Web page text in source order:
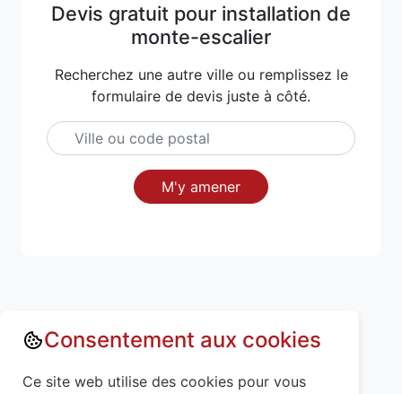
Devis gratuit pour installation de
monte-escalier
Recherchez une autre ville ou remplissez le
formulaire de devis juste à côté.
M'y amener
Annuaire : Monte escalier
Aisne (02)
Consentement aux cookies
Ce site web utilise des cookies pour vous